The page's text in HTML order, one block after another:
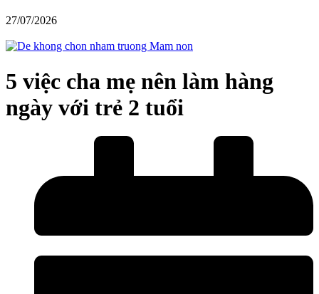
27/07/2026
5 việc cha mẹ nên làm hàng
ngày với trẻ 2 tuổi